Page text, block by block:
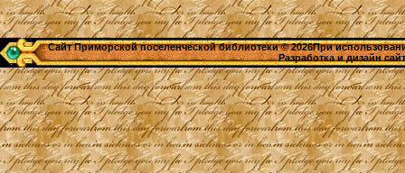
Сайт Приморской поселенческой библиотеки © 2026При
Разработка и дизайн